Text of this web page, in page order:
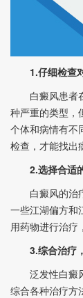
1.仔细检查
白癜风患者在
种严重的类型，
个体和病情有不
检查，才能找出
2.选择合适
白癜风的治疗
一些江湖偏方和
用药物进行治疗
3.综合治疗
泛发性白癜风
综合各种治疗方